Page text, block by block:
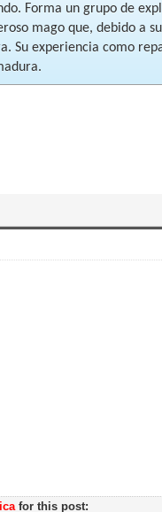
Forma un grupo de
mago que, debido a
Su experiencia como
for this post: